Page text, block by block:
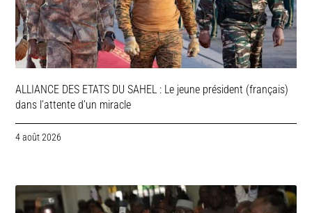
ALLIANCE DES ETATS DU SAHEL : Le jeune président (français)
dans l’attente d’un miracle
4 août 2026